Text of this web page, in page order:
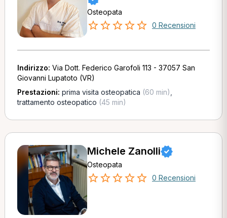
Osteopata
0 Recensioni
Indirizzo: Via Dott. Federico Garofoli 113 - 37057 San
Giovanni Lupatoto (VR)
Prestazioni: prima visita osteopatica (60 min)
trattamento osteopatico (45 min)
Michele Zanolli
Osteopata
0 Recensioni